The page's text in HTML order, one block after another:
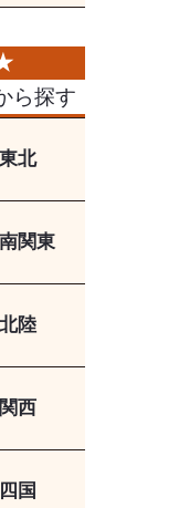
ら探す
東北
南関東
北陸
関西
四国